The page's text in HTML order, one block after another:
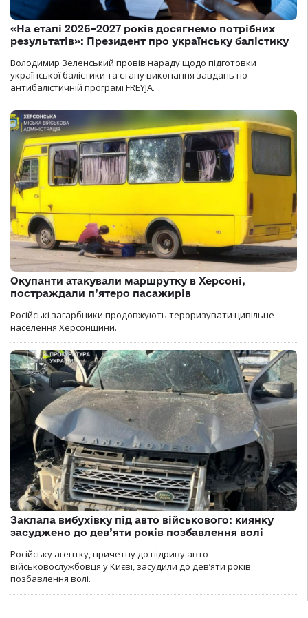
«На етапі 2026–2027 років досягнемо потрібних
результатів»: Президент про українську балістику
Володимир Зеленський провів нараду щодо підготовки
української балістики та стану виконання завдань по
антибалістичній програмі FREYJA.
Окупанти атакували маршрутку в Херсоні,
постраждали п’ятеро пасажирів
Російські загарбники продовжують тероризувати цивільне
населення Херсонщини.
Заклала вибухівку під авто військового: киянку
засуджено до дев’яти років позбавлення волі
Російську агентку, причетну до підриву авто
військовослужбовця у Києві, засудили до дев’яти років
позбавлення волі.